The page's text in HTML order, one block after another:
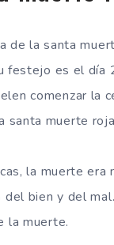
de la santa
festejo es el día
comenzar la
santa muerte
la muerte era
bien y del
la muerte.